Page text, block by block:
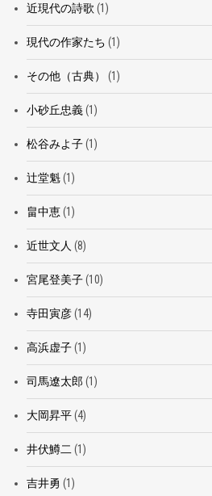
近現代の詩歌 (1)
現代の作家たち (1)
その他（古典） (1)
小砂丘忠義(1)
松谷みよ子(1)
辻堂魁(1)
畠中恵(1)
近世文人 (8)
宮尾登美子(10)
寺田寅彦(14)
高浜虚子(1)
司馬遼太郎 (1)
大岡昇平(4)
井伏鱒二 (1)
吉井勇 (1)